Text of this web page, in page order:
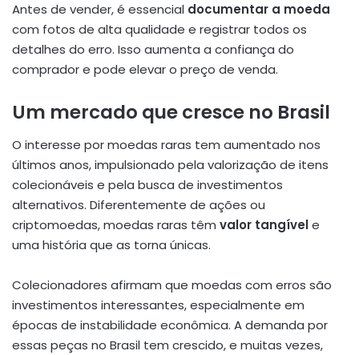
Antes de vender, é essencial documentar a moeda
com fotos de alta qualidade e registrar todos os
detalhes do erro. Isso aumenta a confiança do
comprador e pode elevar o preço de venda.
Um mercado que cresce no Brasil
O interesse por moedas raras tem aumentado nos
últimos anos, impulsionado pela valorização de itens
colecionáveis e pela busca de investimentos
alternativos. Diferentemente de ações ou
criptomoedas, moedas raras têm valor tangívele
uma história que as torna únicas.
Colecionadores afirmam que moedas com erros são
investimentos interessantes, especialmente em
épocas de instabilidade econômica. A demanda por
essas peças no Brasil tem crescido, e muitas vezes,